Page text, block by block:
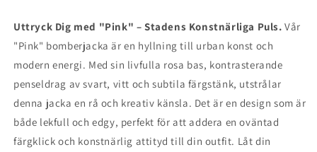
Uttryck Dig med "Pink" – Stadens Konstnärliga Puls. Vår
"Pink" bomberjacka är en hyllning till urban konst och
modern energi. Med sin livfulla rosa bas, kontrasterande
penseldrag av svart, vitt och subtila färgstänk, utstrålar
denna jacka en rå och kreativ känsla. Det är en design som är
både lekfull och edgy, perfekt för att addera en oväntad
färgklick och konstnärlig attityd till din outfit. Låt din